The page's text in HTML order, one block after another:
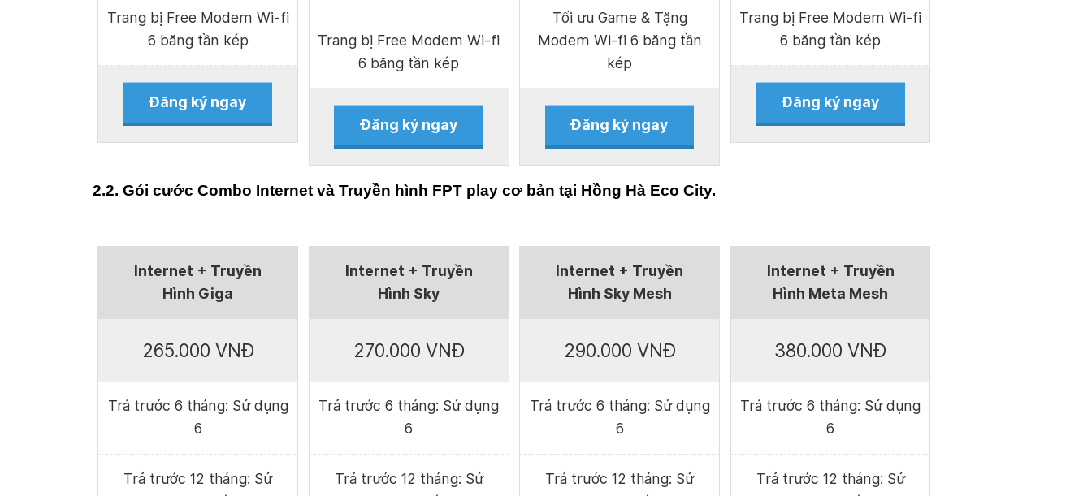
Trang bị Free Modem Wi-fi
6 băng tần kép
Đăng ký ngay
Trang bị Free Modem Wi-fi
6 băng tần kép
Đăng ký ngay
Tối ưu Game & Tặng
Modem Wi-fi 6 băng tần
kép
Đăng ký ngay
Trang bị Free Modem Wi-fi
6 băng tần kép
Đăng ký ngay
2.2. Gói cước Combo Internet và Truyền hình FPT play cơ bản tại Hồng Hà Eco City.
Internet + Truyền
Hình Giga
265.000 VNĐ
Trả trước 6 tháng: Sử dụng
6
Trả trước 12 tháng: Sử
Internet + Truyền
Hình Sky
270.000 VNĐ
Trả trước 6 tháng: Sử dụng
6
Trả trước 12 tháng: Sử
Internet + Truyền
Hình Sky Mesh
290.000 VNĐ
Trả trước 6 tháng: Sử dụng
6
Trả trước 12 tháng: Sử
Internet + Truyền
Hình Meta Mesh
380.000 VNĐ
Trả trước 6 tháng: Sử dụng
6
Trả trước 12 tháng: Sử